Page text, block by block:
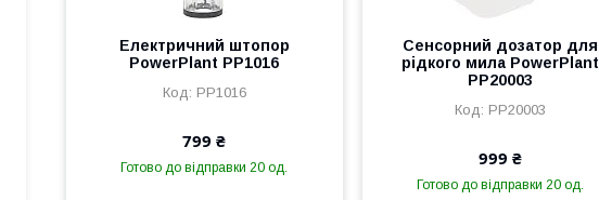
Електричний штопор
PowerPlant PP1016
PP1016
799 ₴
Готово до відправки 20 од.
Сенсорний дозатор для
рідкого мила PowerPlant
PP20003
PP20003
999 ₴
Готово до відправки 20 од.